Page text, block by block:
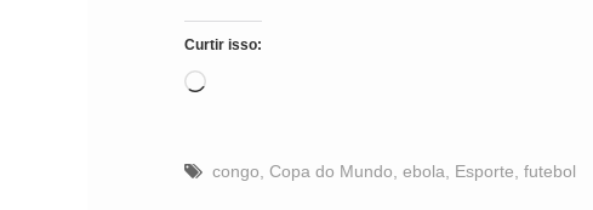
Curtir isso:
Carregando...
congo Copa do Mundo ebola Esporte futebol